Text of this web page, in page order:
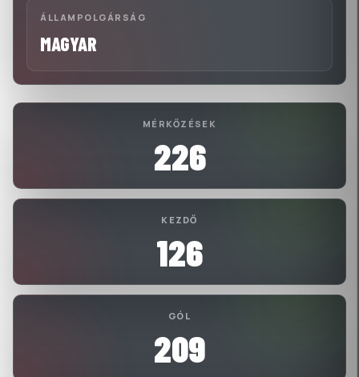
ÁLLAMPOLGÁRSÁG
MAGYAR
MÉRKŐZÉSEK
226
KEZDŐ
126
GÓL
209